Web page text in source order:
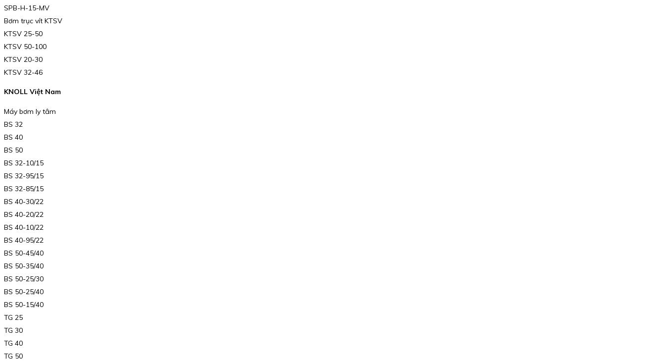
SPB-H-15-MV
Bơm trục vít KTSV
KTSV 25-50
KTSV 50-100
KTSV 20-30
KTSV 32-46
KNOLL Việt Nam
Máy bơm ly tâm
BS 32
BS 40
BS 50
BS 32-10/15
BS 32-95/15
BS 32-85/15
BS 40-30/22
BS 40-20/22
BS 40-10/22
BS 40-95/22
BS 50-45/40
BS 50-35/40
BS 50-25/30
BS 50-25/40
BS 50-15/40
TG 25
TG 30
TG 40
TG 50